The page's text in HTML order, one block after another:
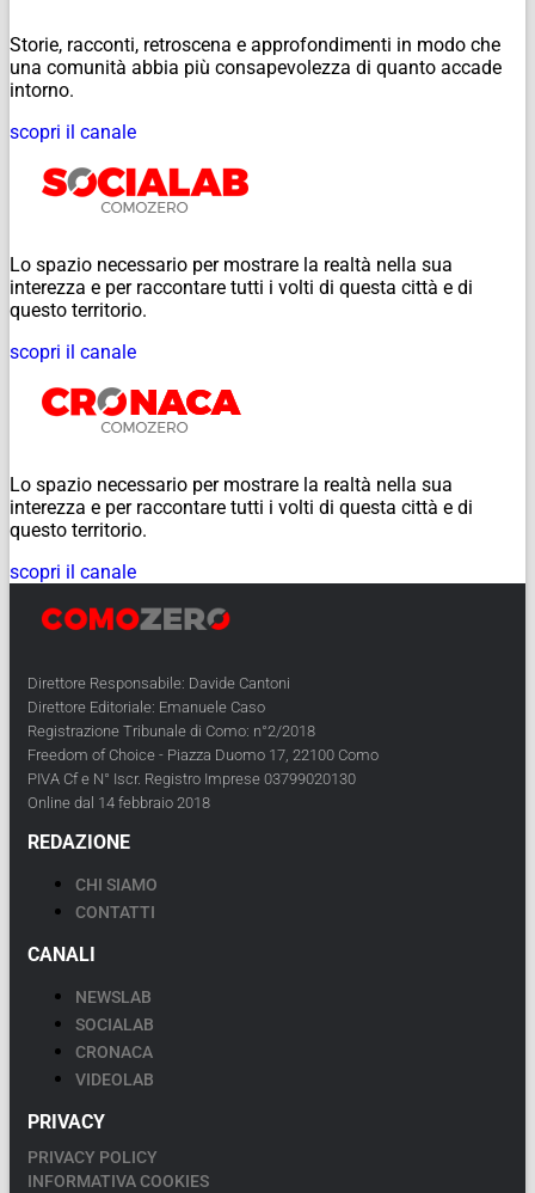
Storie, racconti, retroscena e approfondimenti in modo che
una comunità abbia più consapevolezza di quanto accade
intorno.
scopri il canale
Lo spazio necessario per mostrare la realtà nella sua
interezza e per raccontare tutti i volti di questa città e di
questo territorio.
scopri il canale
Lo spazio necessario per mostrare la realtà nella sua
interezza e per raccontare tutti i volti di questa città e di
questo territorio.
scopri il canale
Direttore Responsabile: Davide Cantoni
Direttore Editoriale: Emanuele Caso
Registrazione Tribunale di Como: n°2/2018
Freedom of Choice - Piazza Duomo 17, 22100 Como
PIVA Cf e N° Iscr. Registro Imprese 03799020130
Online dal 14 febbraio 2018
REDAZIONE
CHI SIAMO
CONTATTI
CANALI
NEWSLAB
SOCIALAB
CRONACA
VIDEOLAB
PRIVACY
PRIVACY POLICY
INFORMATIVA COOKIES